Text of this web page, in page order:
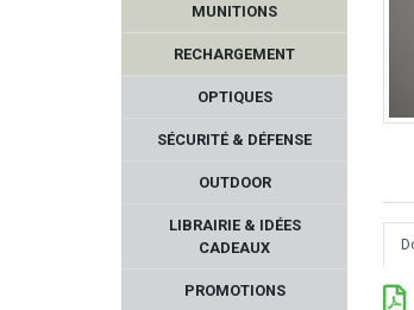
MUNITIONS
RECHARGEMENT
OPTIQUES
SÉCURITÉ & DÉFENSE
OUTDOOR
LIBRAIRIE & IDÉES
CADEAUX
PROMOTIONS